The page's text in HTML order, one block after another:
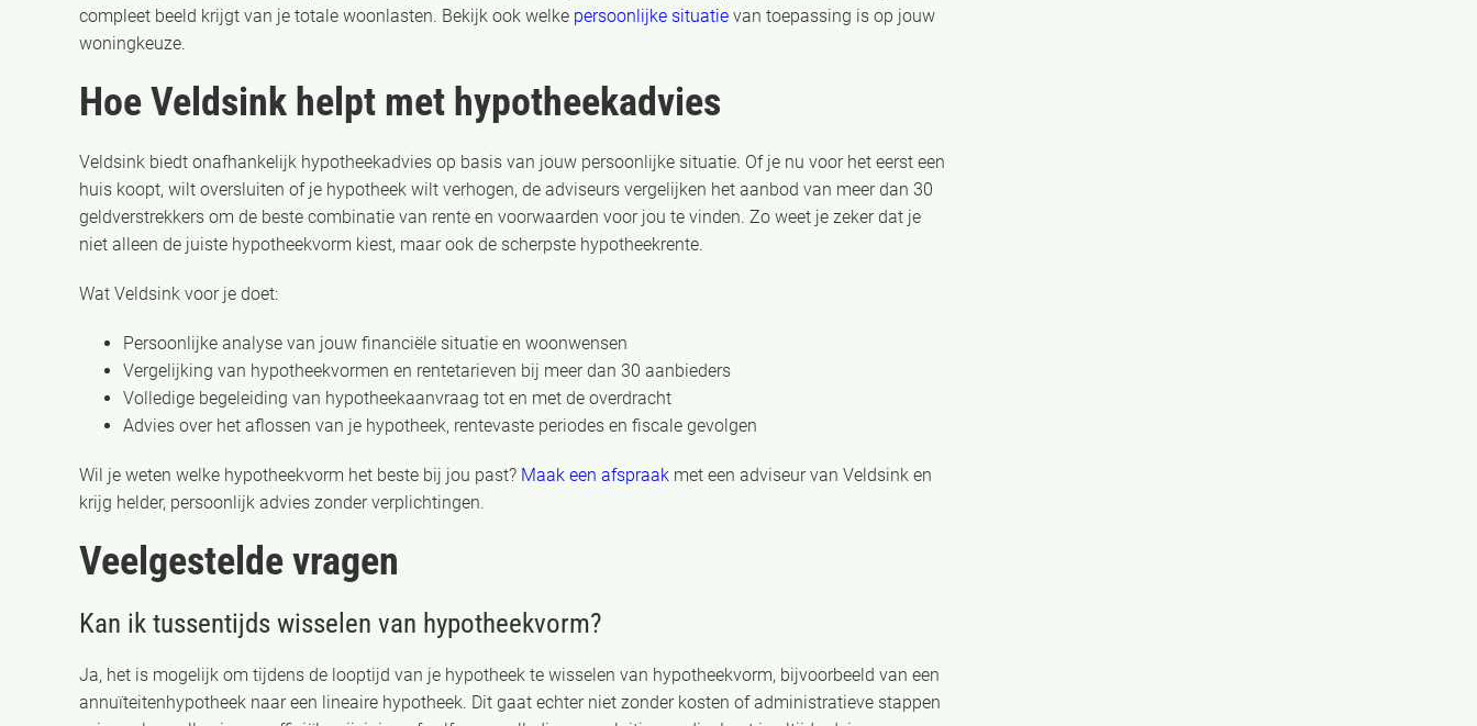
compleet beeld krijgt van je totale woonlasten. Bekijk ook welke persoonlijke situatie van toepassing is op jouw
woningkeuze.
Hoe Veldsink helpt met hypotheekadvies
Veldsink biedt onafhankelijk hypotheekadvies op basis van jouw persoonlijke situatie. Of je nu voor het eerst een
huis koopt, wilt oversluiten of je hypotheek wilt verhogen, de adviseurs vergelijken het aanbod van meer dan 30
geldverstrekkers om de beste combinatie van rente en voorwaarden voor jou te vinden. Zo weet je zeker dat je
niet alleen de juiste hypotheekvorm kiest, maar ook de scherpste hypotheekrente.
Wat Veldsink voor je doet:
Persoonlijke analyse van jouw financiële situatie en woonwensen
Vergelijking van hypotheekvormen en rentetarieven bij meer dan 30 aanbieders
Volledige begeleiding van hypotheekaanvraag tot en met de overdracht
Advies over het aflossen van je hypotheek, rentevaste periodes en fiscale gevolgen
Wil je weten welke hypotheekvorm het beste bij jou past? Maak een afspraak met een adviseur van Veldsink en
krijg helder, persoonlijk advies zonder verplichtingen.
Veelgestelde vragen
Kan ik tussentijds wisselen van hypotheekvorm?
Ja, het is mogelijk om tijdens de looptijd van je hypotheek te wisselen van hypotheekvorm, bijvoorbeeld van een
annuïteitenhypotheek naar een lineaire hypotheek. Dit gaat echter niet zonder kosten of administratieve stappen